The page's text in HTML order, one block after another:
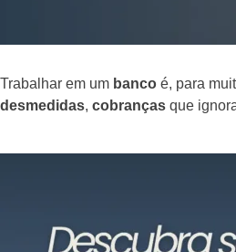
Trabalhar em um banco é, para
desmedidas, cobranças que